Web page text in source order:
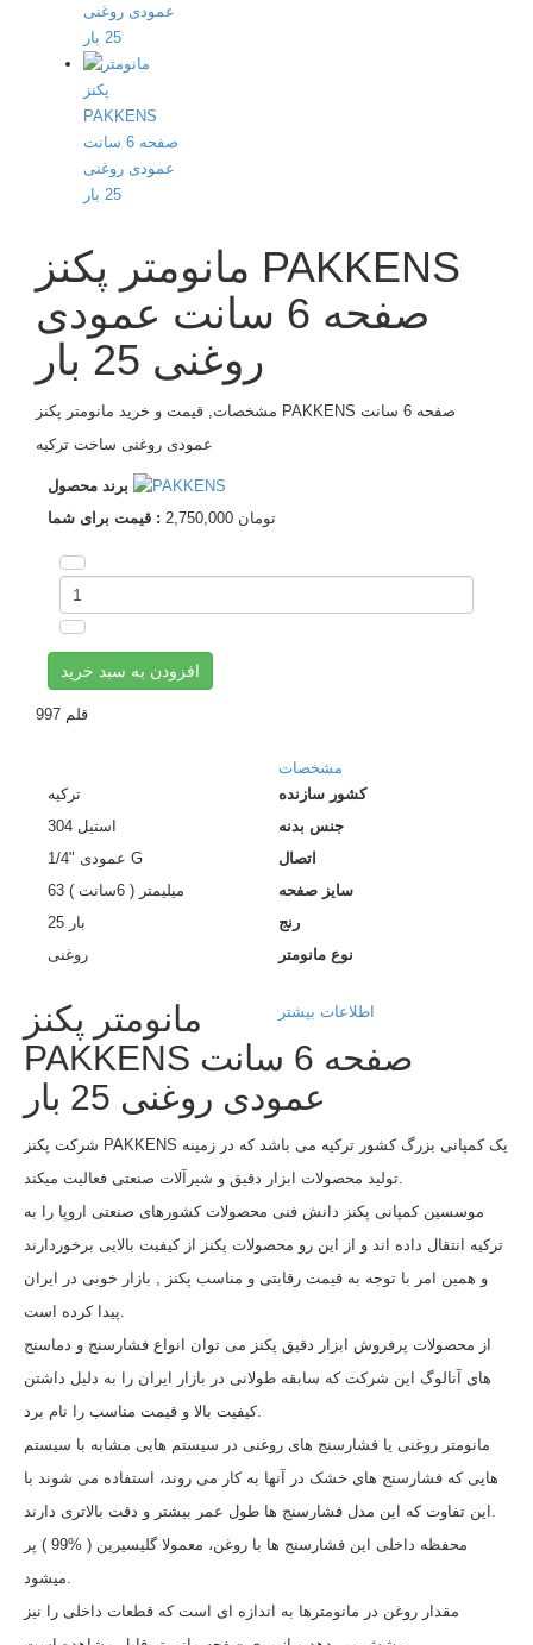
مانومتر پکنز PAKKENS
صفحه 6 سانت عمودی
روغنی 25 بار
مشخصات, قیمت و خرید مانومتر پکنز PAKKENS صفحه 6 سانت
عمودی روغنی ساخت ترکیه
برند محصول
قیمت برای شما :
2,750,000 تومان
افزودن به سبد خرید
997 قلم
مشخصات
کشور سازنده
ترکیه
جنس بدنه
استیل 304
اتصال
عمودی "1/4 G
سایز صفحه
63 میلیمتر ( 6سانت )
رنج
25 بار
نوع مانومتر
روغنی
اطلاعات بیشتر
مانومتر پکنز
PAKKENS صفحه 6 سانت
عمودی روغنی 25 بار
شرکت پکنز PAKKENS یک کمپانی بزرگ کشور ترکیه می باشد که در زمینه
موسسین کمپانی پکنز دانش فنی محصولات کشورهای صنعتی اروپا را به
ترکیه انتقال داده اند و از این رو محصولات پکنز از کیفیت بالایی برخوردارند
و همین امر با توجه به قیمت رقابتی و مناسب پکنز , بازار خوبی در ایران
از محصولات پرفروش ابزار دقیق پکنز می توان انواع فشارسنج و دماسنج
های آنالوگ این شرکت که سابقه طولانی در بازار ایران را به دلیل داشتن
کیفیت بالا و قیمت مناسب را نام برد.
مانومتر روغنی یا فشارسنج های روغنی در سیستم هایی مشابه با سیستم
هایی که فشارسنج های خشک در آنها به کار می روند، استفاده می شوند با
محفظه داخلی این فشارسنج ها با روغن، معمولا گلیسیرین ( %99 ) پر
مقدار روغن در مانومترها به اندازه ای است که قطعات داخلی را نیز